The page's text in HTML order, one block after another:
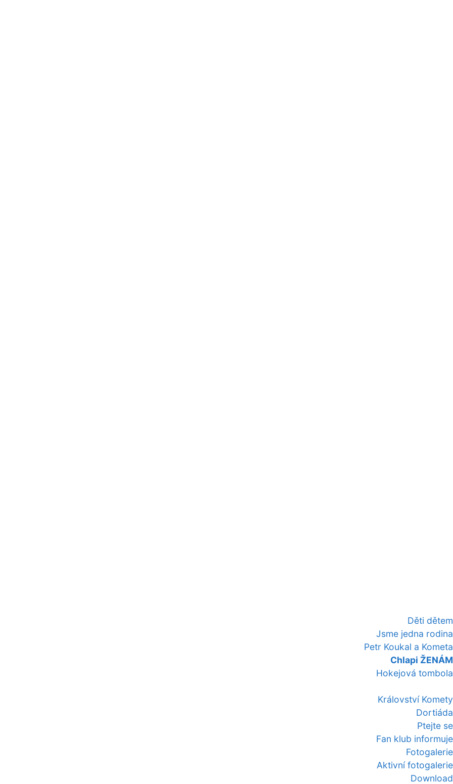
Děti dětem
Jsme jedna rodina
Petr Koukal a Kometa
Chlapi ŽENÁM
Hokejová tombola
Království Komety
Dortiáda
Ptejte se
Fan klub informuje
Fotogalerie
Aktivní fotogalerie
Download